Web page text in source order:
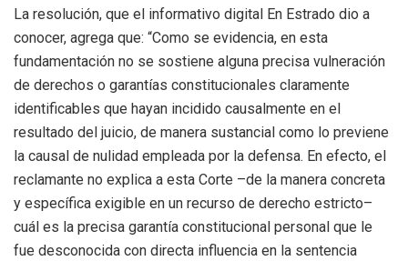
La resolución, que el informativo digital En Estrado dio a
conocer, agrega que: “Como se evidencia, en esta
fundamentación no se sostiene alguna precisa vulneración
de derechos o garantías constitucionales claramente
identificables que hayan incidido causalmente en el
resultado del juicio, de manera sustancial como lo previene
la causal de nulidad empleada por la defensa. En efecto, el
reclamante no explica a esta Corte –de la manera concreta
y específica exigible en un recurso de derecho estricto–
cuál es la precisa garantía constitucional personal que le
fue desconocida con directa influencia en la sentencia